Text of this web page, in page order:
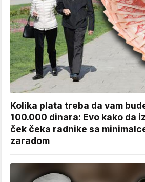
Kolika plata treba da vam
100.000 dinara: Evo kako da
ček čeka radnike sa
zaradom